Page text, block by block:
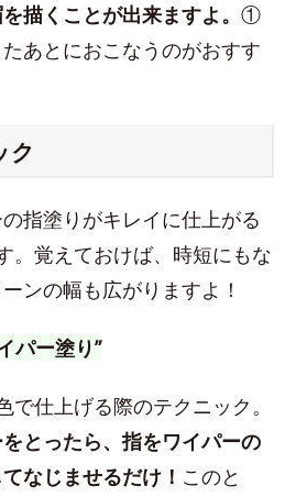
描くことが出来ますよ。 ①
あとにおこなうのがおすす
ク
指塗りがキレイに仕上がる
。覚えておけば、時短にもな
ンの幅も広がりますよ！
パー塗り”
で仕上げる際のテクニック。
とったら、指をワイパーの
なじませるだけ！ このと